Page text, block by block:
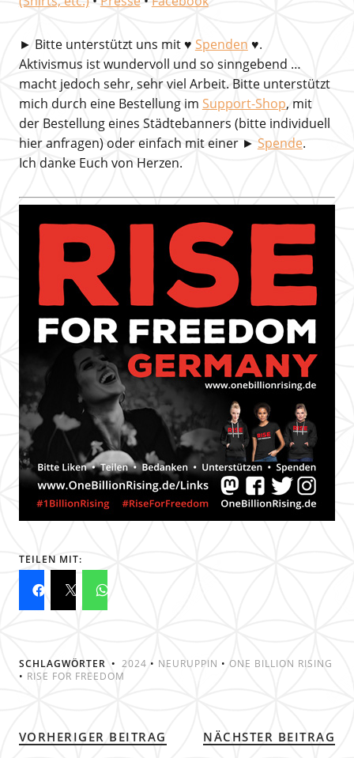
► Bitte unterstützt uns mit♥ Spenden ♥.
Aktivismus ist wundervoll und so sinngebend …
macht jedoch sehr, sehr viel Arbeit. Bitte unterstützt
mich durch eine Bestellung im Support-Shop, mit
der Bestellung eines Städtebanners (bitte individuell
hier anfragen) oder einfach mit einer ► Spende.
Ich danke Euch von Herzen.
TEILEN MIT:
SCHLAGWÖRTER 2024 • NEURUPPIN • ONE BILLION RISING
• RISE FOR FREEDOM
VORHERIGER BEITRAG NÄCHSTER BEITRAG